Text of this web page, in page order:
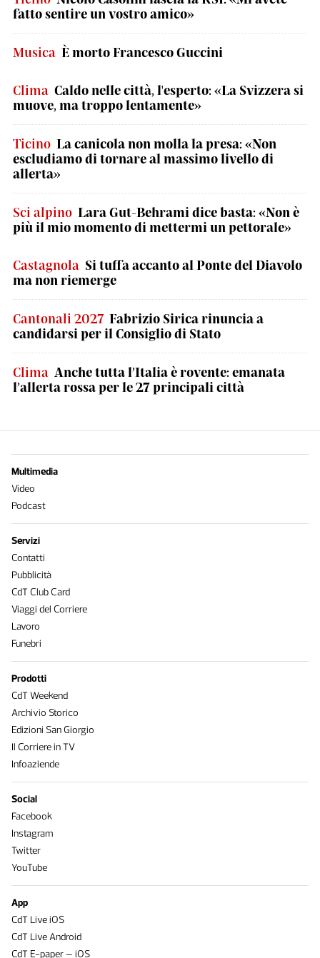
fatto sentire un vostro amico»
Musica È morto Francesco Guccini
Clima Caldo nelle città, l'esperto: «La Svizzera si
muove, ma troppo lentamente»
Ticino La canicola non molla la presa: «Non
escludiamo di tornare al massimo livello di
allerta»
Sci alpino Lara Gut-Behrami dice basta: «Non è
più il mio momento di mettermi un pettorale»
Castagnola Si tuffa accanto al Ponte del Diavolo
ma non riemerge
Cantonali 2027 Fabrizio Sirica rinuncia a
candidarsi per il Consiglio di Stato
Clima Anche tutta l’Italia è rovente: emanata
l’allerta rossa per le 27 principali città
Multimedia
Video
Podcast
Servizi
Contatti
Pubblicità
CdT Club Card
Viaggi del Corriere
Lavoro
Funebri
Prodotti
CdT Weekend
Archivio Storico
Edizioni San Giorgio
Il Corriere in TV
Infoaziende
Social
Facebook
Instagram
Twitter
YouTube
App
CdT Live iOS
CdT Live Android
CdT E-paper – iOS